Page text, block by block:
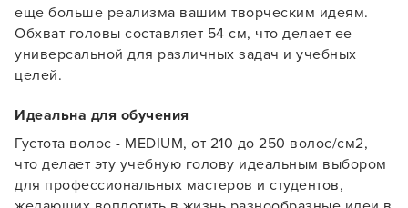
еще больше реализма вашим творческим идеям.
Обхват головы составляет 54 см, что делает ее
универсальной для различных задач и учебных
целей.
Идеальна для обучения
Густота волос - MEDIUM, от 210 до 250 волос/см2,
что делает эту учебную голову идеальным выбором
для профессиональных мастеров и студентов,
В новом приложении RedHare Market для Android
смотреть товары и оформлять заказы — удобнее и
намного быстрее!
УСТАНОВИТЬ ИЗ GOOGLE PLAY
ПРОДОЛЖУ ЗДЕСЬ